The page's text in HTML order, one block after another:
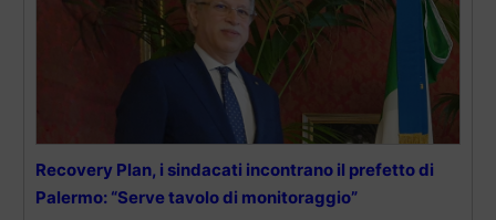
Recovery Plan, i sindacati incontrano il prefetto di
Palermo: “Serve tavolo di monitoraggio”